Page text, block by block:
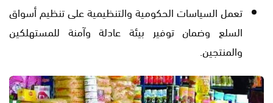
تعمل السياسات الحكومية والتنظيمية على تنظيم أسواق
السلع وضمان توفير بيئة عادلة وآمنة للمستهلكين
والمنتجين.